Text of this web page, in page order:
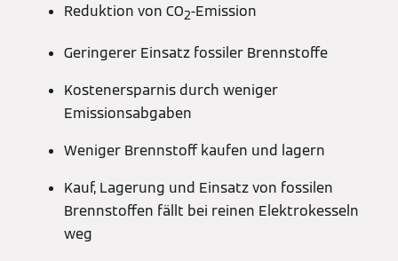
Reduktion von CO2-Emission
Geringerer Einsatz fossiler Brennstoffe
Kostenersparnis durch weniger
Emissionsabgaben
Weniger Brennstoff kaufen und lagern
Kauf, Lagerung und Einsatz von fossilen
Brennstoffen fällt bei reinen Elektrokesseln
weg